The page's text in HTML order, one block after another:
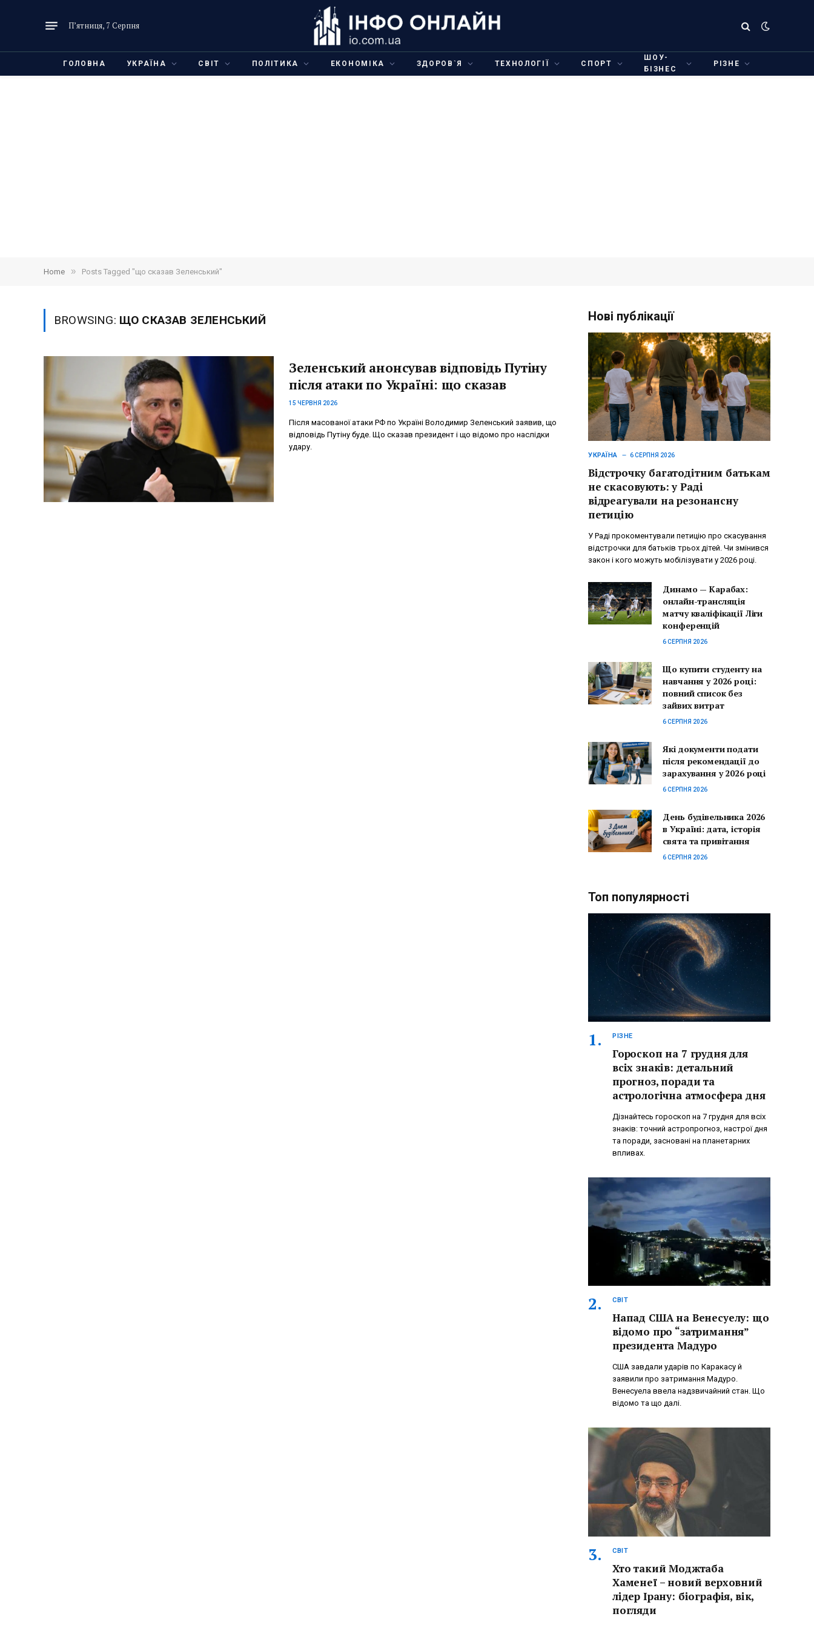
П’ятниця, 7 Серпня
ГОЛОВНА УКРАЇНА СВІТ ПОЛІТИКА ЕКОНОМІКА ЗДОРОВ`Я ТЕХНОЛОГІЇ СПОРТ
ШОУ-
БІЗНЕС
РІЗНЕ
Home » Posts Tagged "що сказав Зеленський"
BROWSING: ЩО СКАЗАВ ЗЕЛЕНСЬКИЙ
Зеленський анонсував відповідь Путіну
після атаки по Україні: що сказав
15 ЧЕРВНЯ 2026
Після масованої атаки РФ по Україні Володимир Зеленський заявив, що
відповідь Путіну буде. Що сказав президент і що відомо про наслідки
удару.
Нові публікації
УКРАЇНА 6 СЕРПНЯ 2026
Відстрочку багатодітним батькам
не скасовують: у Раді
відреагували на резонансну
петицію
У Раді прокоментували петицію про скасування
відстрочки для батьків трьох дітей. Чи змінився
закон і кого можуть мобілізувати у 2026 році.
Динамо — Карабах:
онлайн-трансляція
матчу кваліфікації Ліги
конференцій
6 СЕРПНЯ 2026
Що купити студенту на
навчання у 2026 році:
повний список без
зайвих витрат
6 СЕРПНЯ 2026
Які документи подати
після рекомендації до
зарахування у 2026 році
6 СЕРПНЯ 2026
День будівельника 2026
в Україні: дата, історія
свята та привітання
6 СЕРПНЯ 2026
Топ популярності
РІЗНЕ
Гороскоп на 7 грудня для
всіх знаків: детальний
прогноз, поради та
астрологічна атмосфера дня
Дізнайтесь гороскоп на 7 грудня для всіх
знаків: точний астропрогноз, настрої дня
та поради, засновані на планетарних
впливах.
СВІТ
Напад США на Венесуелу: що
відомо про “затримання”
президента Мадуро
США завдали ударів по Каракасу й
заявили про затримання Мадуро.
Венесуела ввела надзвичайний стан. Що
відомо та що далі.
СВІТ
Хто такий Моджтаба
Хаменеї – новий верховний
лідер Ірану: біографія, вік,
погляди